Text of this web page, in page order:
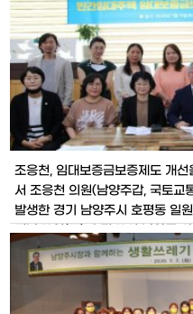
조응천, 임대보증금보증제도 개
서 조응천 의원(남양주갑, 국토교
발생한 경기 남양주시 호평동 일
지난 11일(토) 오전 11시 남양주
인 관계자 등이 참석한 가운데 「
현안청취 간담회」를 개최했다.